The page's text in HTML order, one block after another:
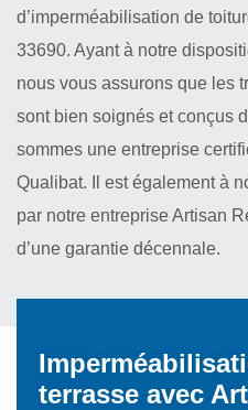
d’imperméabilisation de
33690. Ayant à notre
nous vous assurons que les
sont bien soignés et conçus
sommes une entreprise
Qualibat. Il est également à
par notre entreprise Artisan
d’une garantie décennale.
terrasse avec